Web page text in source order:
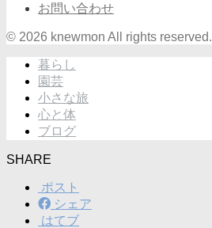
お問い合わせ
© 2026 knewmon All rights reserved.
暮らし
園芸
小さな旅
心と体
ブログ
SHARE
ポスト
シェア
はてブ